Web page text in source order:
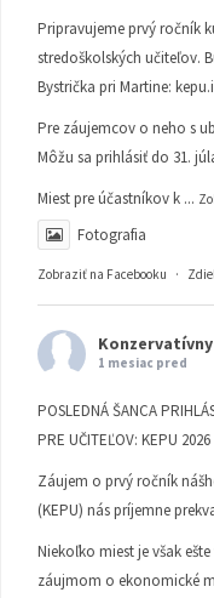
Pripravujeme prvý ročník
stredoškolských učiteľov.
Bystrička pri Martine:
Pre záujemcov o neho s
Môžu sa prihlásiť do 31.
Miest pre účastníkov k ...
Fotografia
Zobraziť na Facebooku ·
1 mesiac pred
POSLEDNÁ ŠANCA
PRE UČITEĽOV: KEPU 2026
Záujem o prvý ročník
(KEPU) nás príjemne
Niekoľko miest je však
záujmom o ekonomické